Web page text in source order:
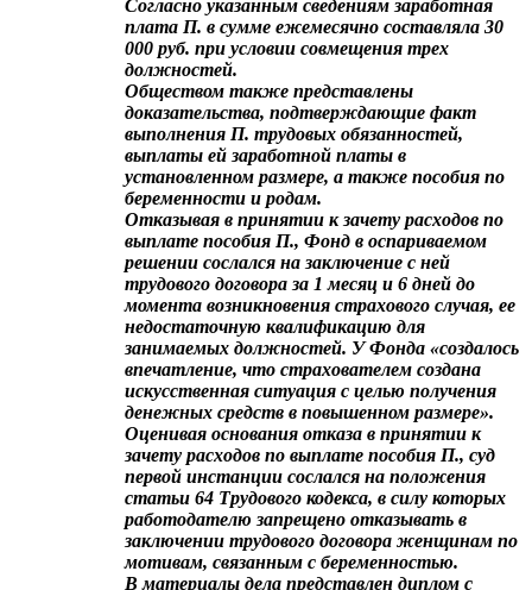
Согласно указанным сведениям заработная
плата П. в сумме ежемесячно составляла 30
000 руб. при условии совмещения трех
должностей.
Обществом также представлены
доказательства, подтверждающие факт
выполнения П. трудовых обязанностей,
выплаты ей заработной платы в
установленном размере, а также пособия по
беременности и родам.
Отказывая в принятии к зачету расходов по
выплате пособия П., Фонд в оспариваемом
решении сослался на заключение с ней
трудового договора за 1 месяц и 6 дней до
момента возникновения страхового случая, ее
недостаточную квалификацию для
занимаемых должностей. У Фонда «создалось
впечатление, что страхователем создана
искусственная ситуация с целью получения
денежных средств в повышенном размере».
Оценивая основания отказа в принятии к
зачету расходов по выплате пособия П., суд
первой инстанции сослался на положения
статьи 64 Трудового кодекса, в силу которых
работодателю запрещено отказывать в
заключении трудового договора женщинам по
мотивам, связанным с беременностью.
В материалы дела представлен диплом с